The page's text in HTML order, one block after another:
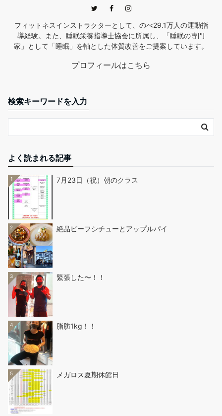
フィットネスインストラクターとして、のべ29.1万人の運動指
導経験。また、睡眠栄養指導士協会に所属し、「睡眠の専門
家」として「睡眠」を軸とした体質改善をご提案しています。
プロフィールはこちら
検索キーワードを入力
よく読まれる記事
1 7月23日（祝）朝のクラス
2 絶品ビーフシチューとアップルパイ
3 緊張した〜！！
4 脂肪1kg！！
5 メガロス夏期休館日